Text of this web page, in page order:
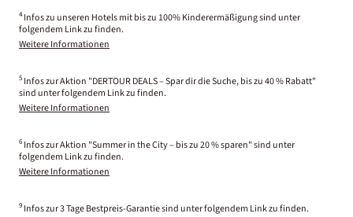
4 Infos zu unseren Hotels mit bis zu 100% Kinderermäßigung sind unter
folgendem Link zu finden.
Weitere Informationen
5 Infos zur Aktion "DERTOUR DEALS – Spar dir die Suche, bis zu 40 % Rabatt"
sind unter folgendem Link zu finden.
Weitere Informationen
6 Infos zur Aktion "Summer in the City – bis zu 20 % sparen" sind unter
folgendem Link zu finden.
Weitere Informationen
9 Infos zur 3 Tage Bestpreis-Garantie sind unter folgendem Link zu finden.